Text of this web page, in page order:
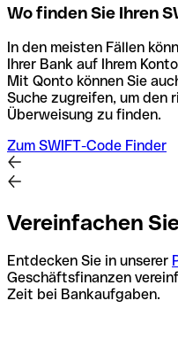
Wo finden Sie Ihren
In den meisten Fällen
Ihrer Bank auf Ihrem
Mit Qonto können Sie
Suche zugreifen, um den
Überweisung zu finden.
Zum SWIFT-Code Finder
Vereinfachen
Entdecken Sie in unserer
Geschäftsfinanzen
Zeit bei Bankaufgaben.